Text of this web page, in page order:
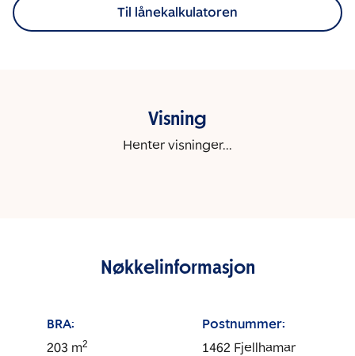
Til lånekalkulatoren
Visning
Henter visninger...
Nøkkelinformasjon
BRA:
203 m2
Postnummer:
1462 Fjellhamar